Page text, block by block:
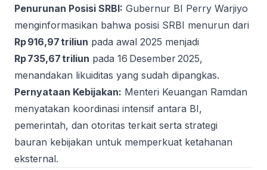
Penurunan Posisi SRBI: Gubernur BI Perry Warjiyo
menginformasikan bahwa posisi SRBI menurun dari
Rp 916,97 triliun pada awal 2025 menjadi
Rp 735,67 triliun pada 16 Desember 2025,
menandakan likuiditas yang sudah dipangkas.
Pernyataan Kebijakan: Menteri Keuangan Ramdan
menyatakan koordinasi intensif antara BI,
pemerintah, dan otoritas terkait serta strategi
bauran kebijakan untuk memperkuat ketahanan
eksternal.